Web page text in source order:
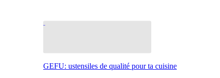
GEFU: ustensiles de qualité pour ta cuisine